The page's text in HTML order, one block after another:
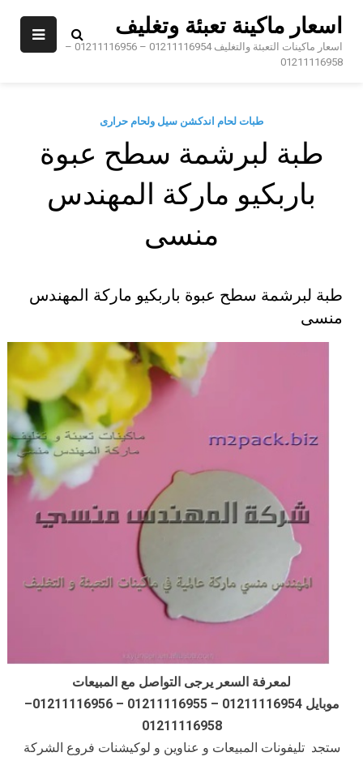
اسعار ماكينة تعبئة وتغليف
اسعار ماكينات التعبئة والتغليف 01211116954 – 01211116956 –
01211116958
طبات لحام اندكشن سيل ولحام حرارى
طبة لبرشمة سطح عبوة
باربكيو ماركة المهندس
منسى
طبة لبرشمة سطح عبوة باربكيو ماركة المهندس
منسى
لمعرفة السعر يرجى التواصل مع المبيعات
موبايل 01211116954 – 01211116955 – 01211116956–
01211116958
ستجد تليفونات المبيعات و عناوين و لوكيشنات فروع الشركة